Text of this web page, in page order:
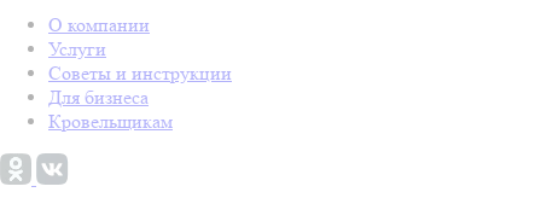
О компании
Услуги
Советы и инструкции
Для бизнеса
Кровельщикам